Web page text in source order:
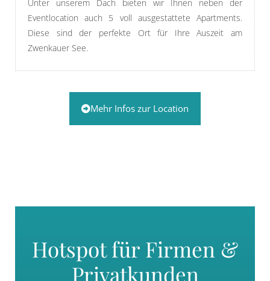
Unter unserem Dach bieten wir Ihnen neben der
Eventlocation auch 5 voll ausgestattete Apartments.
Diese sind der perfekte Ort für Ihre Auszeit am
Zwenkauer See.
Mehr Infos zur Location
Hotspot für Firmen &
Privatkunden